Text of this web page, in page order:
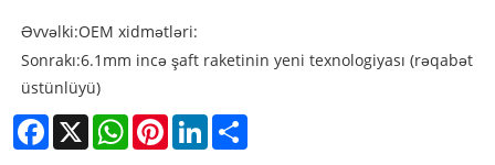
Əvvəlki:OEM xidmətləri:
Sonrakı:6.1mm incə şaft raketinin yeni texnologiyası (rəqabət
üstünlüyü)
Facebook
X WhatsAppPinterestLinkedIn